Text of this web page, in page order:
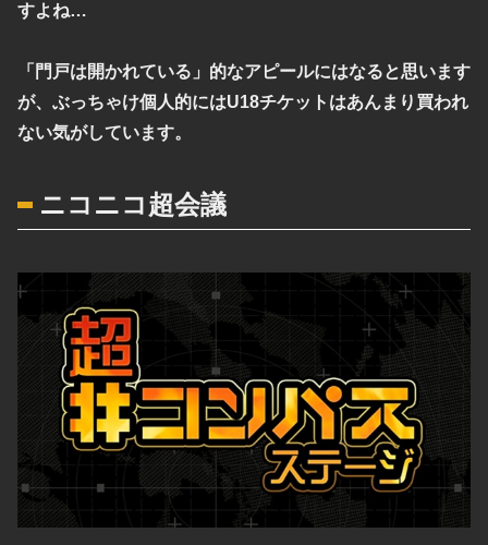
すよね…
「門戸は開かれている」的なアピールにはなると思います
が、 ぶっちゃけ個人的にはU18チケットはあんまり買われ
ない気がしています。
ニコニコ超会議